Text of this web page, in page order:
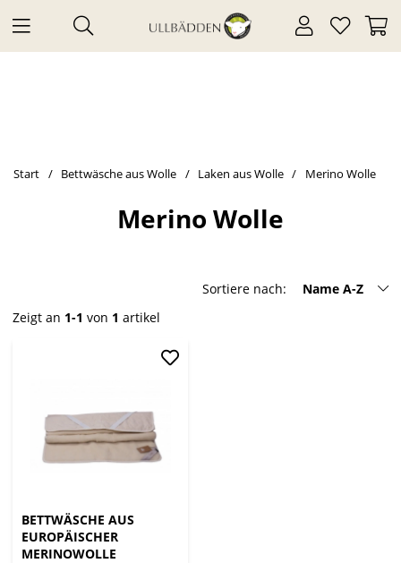
Start Bettwäsche aus Wolle Laken aus Wolle Merino Wolle
Merino Wolle
Sortiere nach:
Name A-Z
Zeigt an 1-1 von 1 artikel
BETTWÄSCHE AUS
EUROPÄISCHER
MERINOWOLLE